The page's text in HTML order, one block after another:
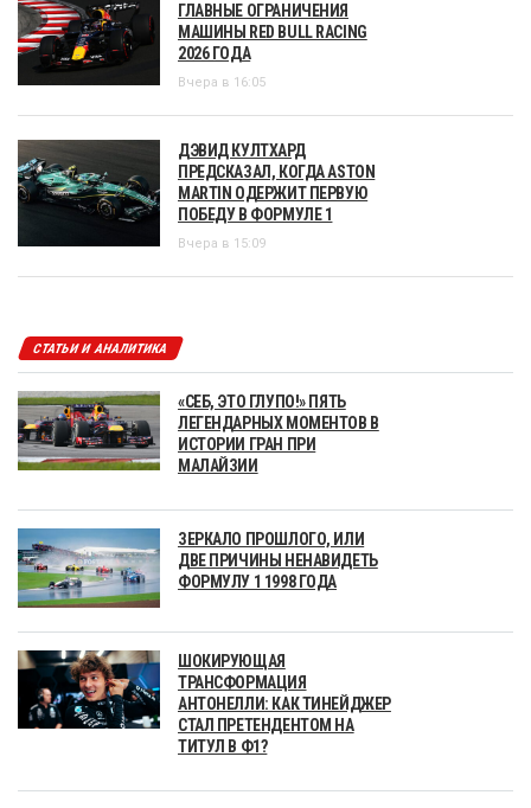
ГЛАВНЫЕ ОГРАНИЧЕНИЯ
МАШИНЫ RED BULL RACING
2026 ГОДА
Вчера в 16:05
ДЭВИД КУЛТХАРД
ПРЕДСКАЗАЛ, КОГДА ASTON
MARTIN ОДЕРЖИТ ПЕРВУЮ
ПОБЕДУ В ФОРМУЛЕ 1
Вчера в 15:09
СТАТЬИ И АНАЛИТИКА
«СЕБ, ЭТО ГЛУПО!» ПЯТЬ
ЛЕГЕНДАРНЫХ МОМЕНТОВ В
ИСТОРИИ ГРАН ПРИ
МАЛАЙЗИИ
ЗЕРКАЛО ПРОШЛОГО, ИЛИ
ДВЕ ПРИЧИНЫ НЕНАВИДЕТЬ
ФОРМУЛУ 1 1998 ГОДА
ШОКИРУЮЩАЯ
ТРАНСФОРМАЦИЯ
АНТОНЕЛЛИ: КАК ТИНЕЙДЖЕР
СТАЛ ПРЕТЕНДЕНТОМ НА
ТИТУЛ В Ф1?